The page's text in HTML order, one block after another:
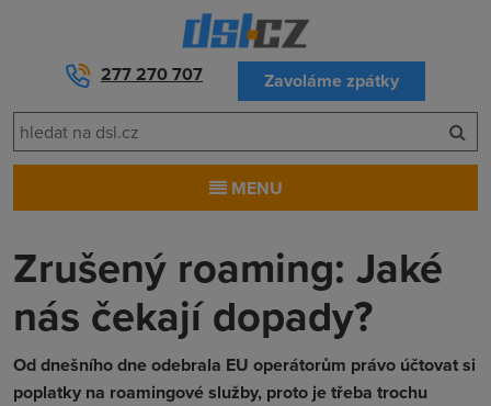
277 270 707 Zavoláme zpátky
MENU
Zrušený roaming: Jaké
nás čekají dopady?
Od dnešního dne odebrala EU operátorům právo účtovat si
poplatky na roamingové služby, proto je třeba trochu